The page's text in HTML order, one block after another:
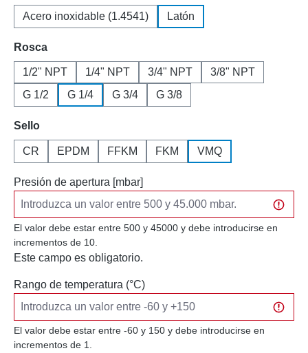
Acero inoxidable (1.4541) Latón
Seleccione
Rosca
1/2" NPT 1/4" NPT 3/4" NPT
3/8" NPT
G 1/2
G 1/4 G 3/4 G 3/8
Seleccione
Sello
CR EPDM FFKM FKM VMQ
Presión de apertura [mbar]
El valor debe estar entre 500 y 45000 y debe introducirse en
incrementos de 10.
Este campo es obligatorio.
Rango de temperatura (°C)
El valor debe estar entre -60 y 150 y debe introducirse en
incrementos de 1.